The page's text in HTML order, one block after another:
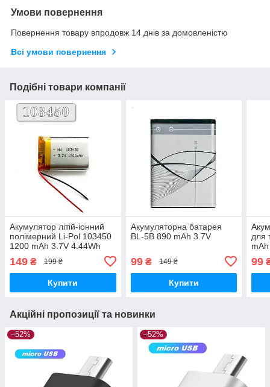
Умови повернення
Повернення товару впродовж 14 днів за домовленістю
Всі умови повернення
Подібні товари компанії
Акумулятор літій-іонний
полімерний Li-Pol 103450
1200 mAh 3.7V 4.44Wh
149 ₴ 199 ₴
Купити
Акумуляторна батарея
BL-5B 890 mAh 3.7V
99₴ 149 ₴
Купити
для
99
Акційні пропозиції та новинки
–52% –52%